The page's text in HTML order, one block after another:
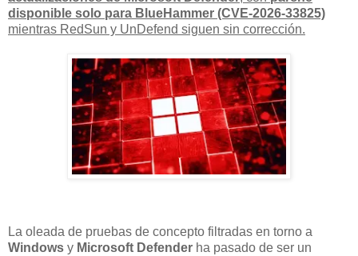
disponible solo para BlueHammer (CVE-2026-33825)
mientras RedSun y UnDefend siguen sin corrección.
La oleada de pruebas de concepto filtradas en torno a
Windows y Microsoft Defender ha pasado de ser un